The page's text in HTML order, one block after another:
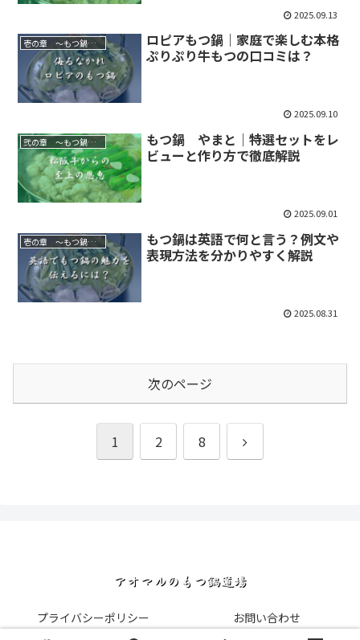
2025.09.13
壱の章 ～もつ鍋を知る～
ロピアもつ鍋｜家庭で楽しむ本格
ぷりぷり牛もつの口コミは？
2025.09.10
弐の章 ～もつ鍋屋を行脚する～
もつ鍋 やまと｜特選セットをレ
ビューと作り方で徹底解説
2025.09.01
壱の章 ～もつ鍋を知る～
もつ鍋は英語で何と言う？例文や
表現方法を分かりやすく解説
2025.08.31
次のページ
1 2 8
次
プライバシーポリシー
お問い合わせ